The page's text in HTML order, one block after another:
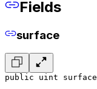
Fields
surface
public uint surface